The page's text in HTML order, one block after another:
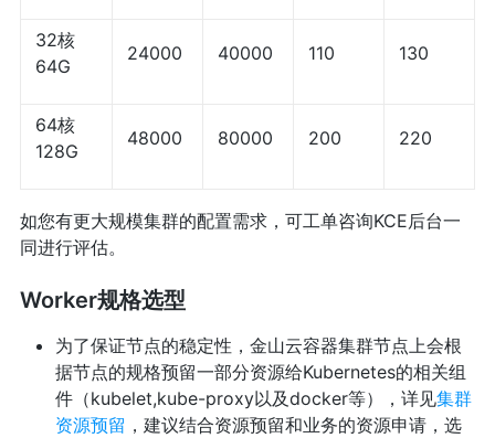
32核
64G
24000 40000 110 130
64核
128G
48000 80000 200 220
如您有更大规模集群的配置需求，可工单咨询KCE后台一
同进行评估。
Worker规格选型
为了保证节点的稳定性，金山云容器集群节点上会根
据节点的规格预留一部分资源给Kubernetes的相关组
件（kubelet,kube-proxy以及docker等），详见集群
资源预留 ，建议结合资源预留和业务的资源申请，选